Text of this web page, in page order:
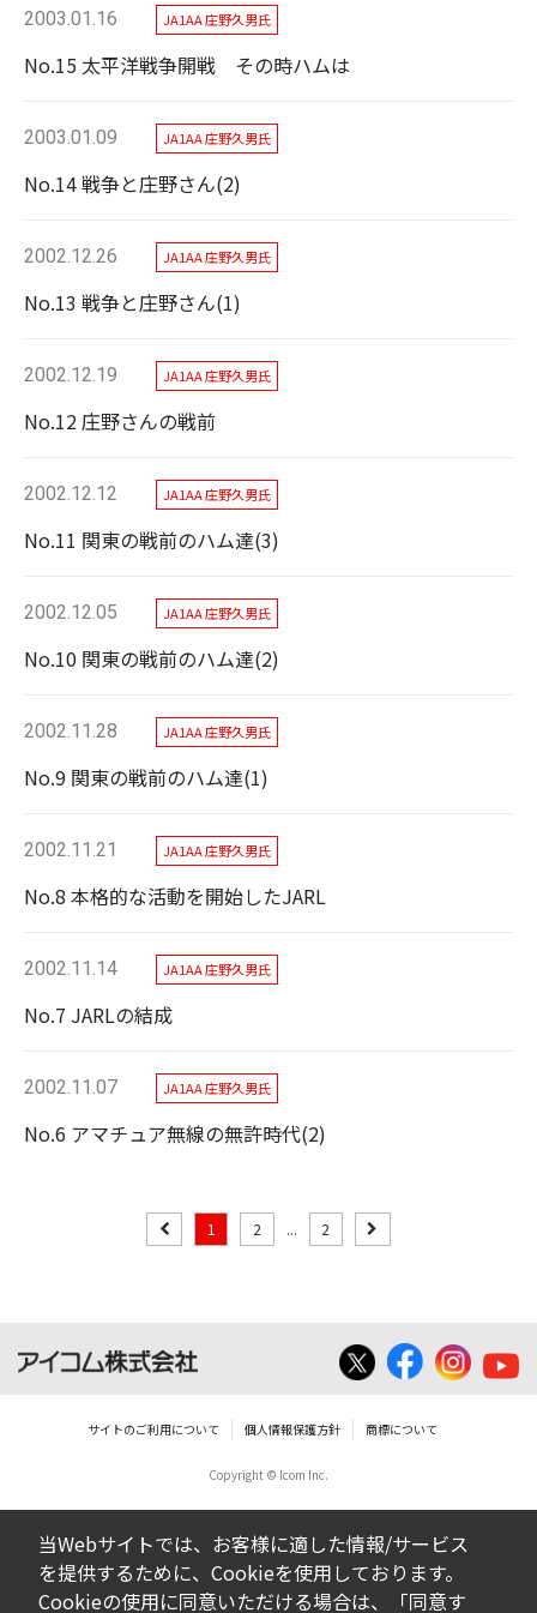
2003.01.16 JA1AA 庄野久男氏
No.15 太平洋戦争開戦 その時ハムは
2003.01.09 JA1AA 庄野久男氏
No.14 戦争と庄野さん(2)
2002.12.26 JA1AA 庄野久男氏
No.13 戦争と庄野さん(1)
2002.12.19 JA1AA 庄野久男氏
No.12 庄野さんの戦前
2002.12.12 JA1AA 庄野久男氏
No.11 関東の戦前のハム達(3)
2002.12.05 JA1AA 庄野久男氏
No.10 関東の戦前のハム達(2)
2002.11.28 JA1AA 庄野久男氏
No.9 関東の戦前のハム達(1)
2002.11.21 JA1AA 庄野久男氏
No.8 本格的な活動を開始したJARL
2002.11.14 JA1AA 庄野久男氏
No.7 JARLの結成
2002.11.07 JA1AA 庄野久男氏
No.6 アマチュア無線の無許時代(2)
1 2 ... 2
サイトのご利用について 個人情報保護方針 商標について
Copyright © Icom Inc.
当Webサイトでは、お客様に適した情報/サービス
を提供するために、Cookieを使用しております。
Cookieの使用に同意いただける場合は、「同意す